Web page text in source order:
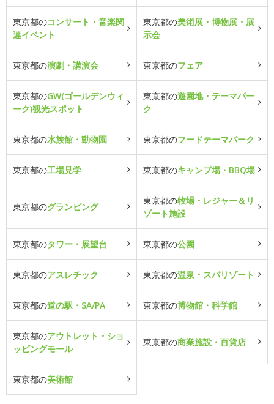
東京都のコンサート・音楽関
連イベント
東京都の美術展・博物展・展
示会
東京都の演劇・講演会 東京都のフェア
東京都のGW(ゴールデンウィ
ーク)観光スポット
東京都の遊園地・テーマパー
ク
東京都の水族館・動物園 東京都のフードテーマパーク
東京都の工場見学 東京都のキャンプ場・BBQ場
東京都のグランピング
東京都の牧場・レジャー＆リ
ゾート施設
東京都のタワー・展望台 東京都の公園
東京都のアスレチック 東京都の温泉・スパリゾート
東京都の道の駅・SA/PA 東京都の博物館・科学館
東京都のアウトレット・ショ
ッピングモール
東京都の商業施設・百貨店
東京都の美術館